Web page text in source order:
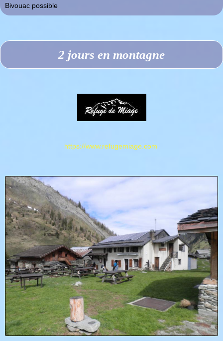
Bivouac possible
2 jours en montagne
https://www.refugemiage.com